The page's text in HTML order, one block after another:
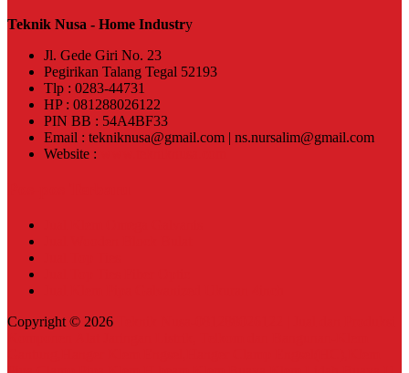
Teknik Nusa - Home Industry
Jl. Gede Giri No. 23
Pegirikan Talang Tegal 52193
Tlp : 0283-44731
HP : 081288026122
PIN BB : 54A4BF33
Email : tekniknusa@gmail.com | ns.nursalim@gmail.com
Website :
Copyright © 2026